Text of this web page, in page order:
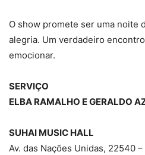
O show promete ser uma noite
alegria. Um verdadeiro
emocionar.
SERVIÇO
ELBA RAMALHO E GERALDO
SUHAI MUSIC HALL
Av. das Nações Unidas, 22540